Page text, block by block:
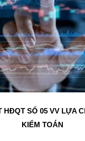
HĐQT SỐ 05 VV LỰA
KIỂM TOÁN